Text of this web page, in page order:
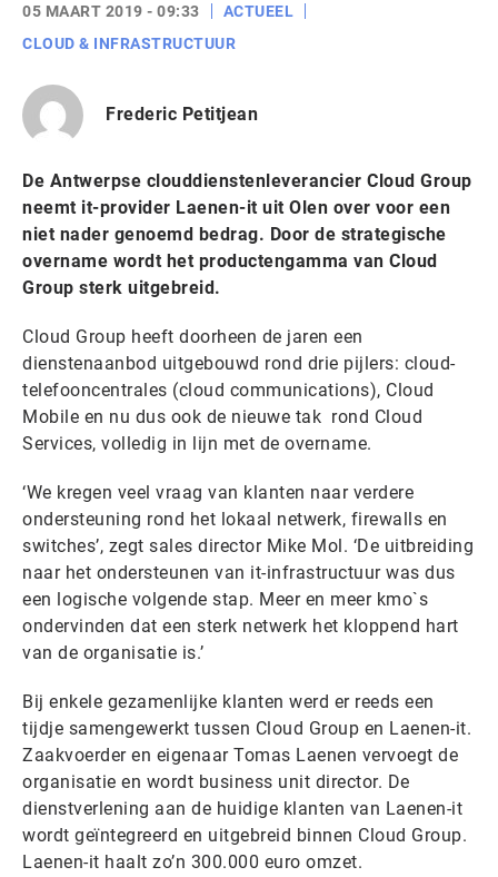
05 MAART 2019 - 09:33
ACTUEEL
CLOUD & INFRASTRUCTUUR
Frederic Petitjean
De Antwerpse clouddienstenleverancier Cloud Group
neemt it-provider Laenen-it uit Olen over voor een
niet nader genoemd bedrag. Door de strategische
overname wordt het productengamma van Cloud
Group sterk uitgebreid.
Cloud Group heeft doorheen de jaren een
dienstenaanbod uitgebouwd rond drie pijlers: cloud-
telefooncentrales (cloud communications), Cloud
Mobile en nu dus ook de nieuwe tak rond Cloud
Services, volledig in lijn met de overname.
‘We kregen veel vraag van klanten naar verdere
ondersteuning rond het lokaal netwerk, firewalls en
switches’, zegt sales director Mike Mol. ‘De uitbreiding
naar het ondersteunen van it-infrastructuur was dus
een logische volgende stap. Meer en meer kmo`s
ondervinden dat een sterk netwerk het kloppend hart
van de organisatie is.’
Bij enkele gezamenlijke klanten werd er reeds een
tijdje samengewerkt tussen Cloud Group en Laenen-it.
Zaakvoerder en eigenaar Tomas Laenen vervoegt de
organisatie en wordt business unit director. De
dienstverlening aan de huidige klanten van Laenen-it
wordt geïntegreerd en uitgebreid binnen Cloud Group.
Laenen-it haalt zo’n 300.000 euro omzet.